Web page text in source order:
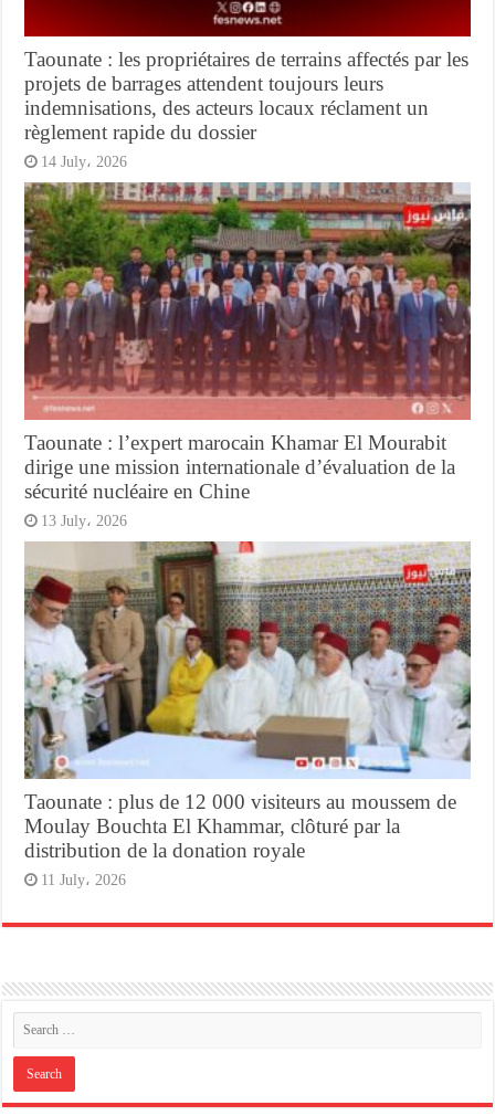
Taounate : les propriétaires de terrains affectés par les
projets de barrages attendent toujours leurs
indemnisations, des acteurs locaux réclament un
règlement rapide du dossier
14 July، 2026
Taounate : l’expert marocain Khamar El Mourabit
dirige une mission internationale d’évaluation de la
sécurité nucléaire en Chine
13 July، 2026
Taounate : plus de 12 000 visiteurs au moussem de
Moulay Bouchta El Khammar, clôturé par la
distribution de la donation royale
11 July، 2026